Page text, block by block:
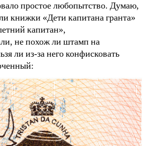
простое любопытство. Думаю,
книжки «Дети капитана гранта»
капитан»,
не похож ли штамп на
ли из-за него конфисковать